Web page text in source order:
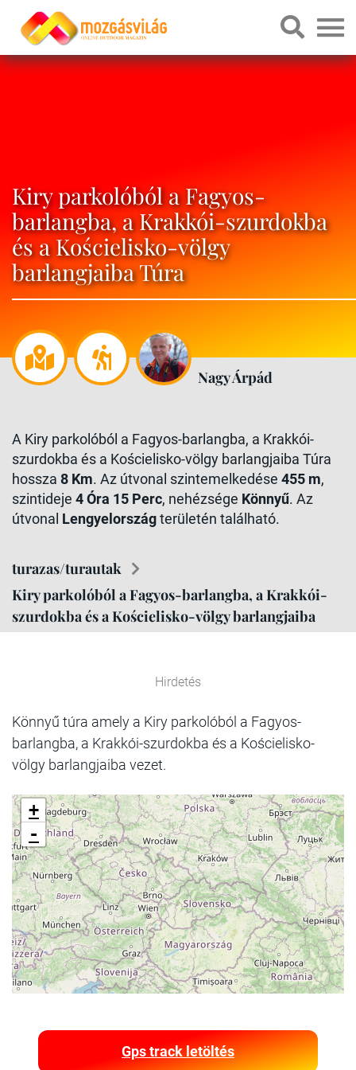
Kiry parkolóból a Fagyos-
barlangba, a Krakkói-szurdokba
és a Kościelisko-völgy
barlangjaiba Túra
Nagy Árpád
A Kiry parkolóból a Fagyos-barlangba, a Krakkói-
szurdokba és a Kościelisko-völgy barlangjaiba Túra
hossza 8 Km. Az útvonal szintemelkedése 455 m,
szintideje 4 Óra 15 Perc, nehézsége Könnyű. Az
útvonal Lengyelországterületén található.
turazas/turautak
Kiry parkolóból a Fagyos-barlangba, a Krakkói-
szurdokba és a Kościelisko-völgy barlangjaiba
Hirdetés
Könnyű túra amely a Kiry parkolóból a Fagyos-
barlangba, a Krakkói-szurdokba és a Kościelisko-
völgy barlangjaiba vezet.
+
-
Gps track letöltés